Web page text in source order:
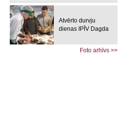
Atvērto durvju
dienas IPĪV Dagda
Foto arhīvs >>